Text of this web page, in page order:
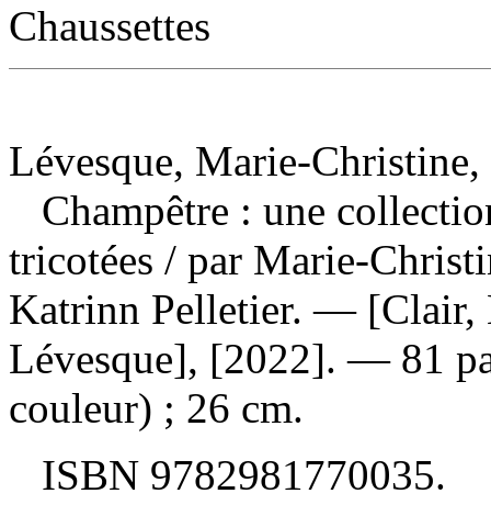
Chaussettes
Lévesque, Marie-
Champêtre : une
tricotées / par Marie-
Katrinn Pelletier. — [Clair,
Lévesque], [2022]. — 81
couleur) ; 26 cm.
ISBN 9782981770035.